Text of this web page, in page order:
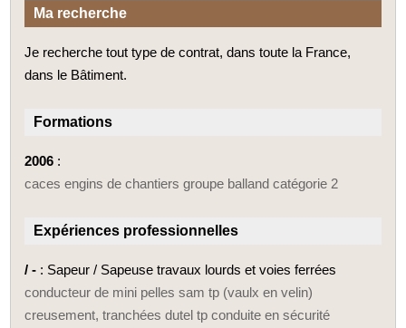
Ma recherche
Je recherche tout type de contrat, dans toute la France,
dans le Bâtiment.
Formations
2006 :
caces engins de chantiers groupe balland catégorie 2
Expériences professionnelles
/ - : Sapeur / Sapeuse travaux lourds et voies ferrées
conducteur de mini pelles sam tp (vaulx en velin)
creusement, tranchées dutel tp conduite en sécurité